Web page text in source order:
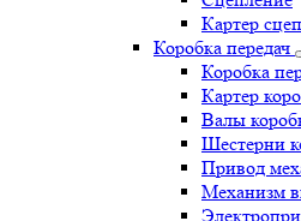
Картер
Коробка передач
Коробка
Картер
Валы
Шестерни
Привод
Механизм